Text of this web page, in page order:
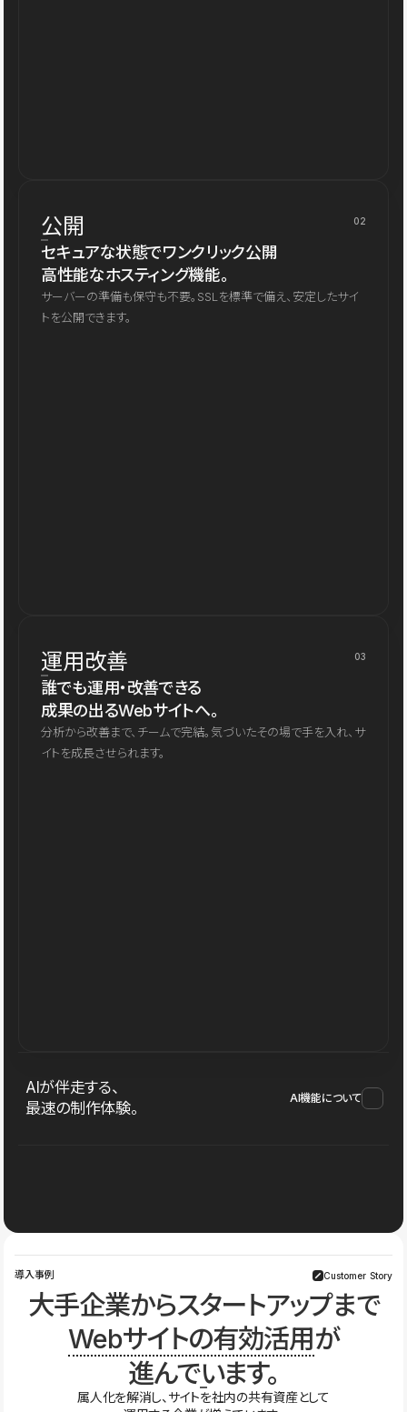
公開 02
セキュアな状態でワンクリック公開
高性能なホスティング機能。
サーバーの準備も保守も不要。SSLを標準で備え、安定したサイ
トを公開できます。
運用改善 03
誰でも運用・改善できる
成果の出るWebサイトへ。
分析から改善まで、チームで完結。気づいたその場で手を入れ、サ
イトを成長させられます。
AIが伴走する、
最速の制作体験。
AI機能について
導入事例 Customer Story
大手企業からスタートアップまで
Webサイトの有効活用が
進んでいます。
属人化を解消し、サイトを社内の共有資産として